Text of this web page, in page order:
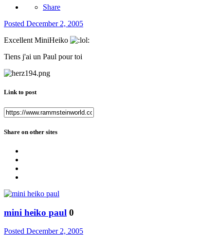
Share
Posted December 2, 2005
Excellent MiniHeiko
Tiens j'ai un Paul pour toi
Link to post
Share on other sites
mini heiko paul 0
Posted December 2, 2005